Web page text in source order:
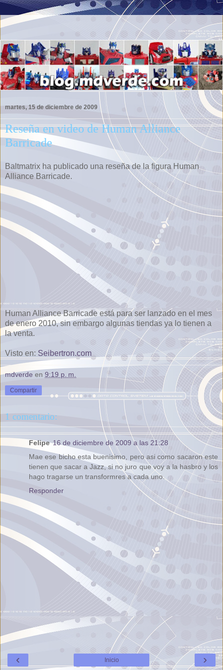
martes, 15 de diciembre de 2009
Reseña en video de Human Alliance
Barricade
Baltmatrix ha publicado una reseña de la figura Human
Alliance Barricade.
Human Alliance Barricade está para ser lanzado en el mes
de enero 2010, sin embargo algunas tiendas ya lo tienen a
la venta.
Visto en: Seibertron.com
mdverde en 9:19 p. m.
Compartir
1 comentario:
Felipe 16 de diciembre de 2009 a las 21:28
Mae ese bicho esta buenisimo, pero asi como sacaron este
tienen que sacar a Jazz, si no juro que voy a la hasbro y los
hago tragarse un transformres a cada uno.
Responder
‹ ›
Inicio